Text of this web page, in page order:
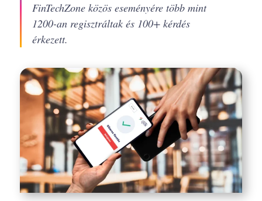
FinTechZone közös eseményére több mint
1200-an regisztráltak és 100+ kérdés
érkezett.